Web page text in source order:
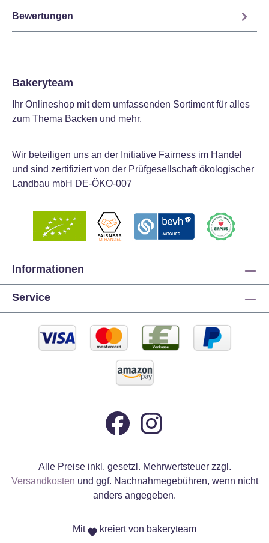
Bewertungen
Bakeryteam
Ihr Onlineshop mit dem umfassenden Sortiment für alles
zum Thema Backen und mehr.
Wir beteiligen uns an der Initiative Fairness im Handel
und sind zertifiziert von der Prüfgesellschaft ökologischer
Landbau mbH DE-ÖKO-007
Informationen
Service
Alle Preise inkl. gesetzl. Mehrwertsteuer zzgl.
Versandkosten und ggf. Nachnahmegebühren, wenn nicht
anders angegeben.
Mit kreiert von bakeryteam